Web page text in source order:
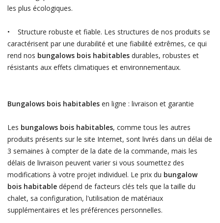
les plus écologiques.
• Structure robuste et fiable. Les structures de nos produits se
caractérisent par une durabilité et une fiabilité extrêmes, ce qui
rend nos bungalows bois habitablesdurables, robustes et
résistants aux effets climatiques et environnementaux.
Bungalows bois habitablesen ligne : livraison et garantie
Les bungalows bois habitables, comme tous les autres
produits présents sur le site Internet, sont livrés dans un délai de
3 semaines à compter de la date de la commande, mais les
délais de livraison peuvent varier si vous soumettez des
modifications à votre projet individuel. Le prix du bungalow
bois habitabledépend de facteurs clés tels que la taille du
chalet, sa configuration, l'utilisation de matériaux
supplémentaires et les préférences personnelles.